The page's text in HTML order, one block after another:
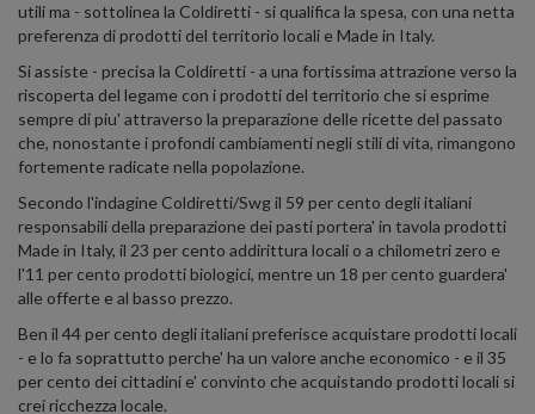
utili ma - sottolinea la Coldiretti - si qualifica la spesa, con una netta
preferenza di prodotti del territorio locali e Made in Italy.
Si assiste - precisa la Coldiretti - a una fortissima attrazione verso la
riscoperta del legame con i prodotti del territorio che si esprime
sempre di piu' attraverso la preparazione delle ricette del passato
che, nonostante i profondi cambiamenti negli stili di vita, rimangono
fortemente radicate nella popolazione.
Secondo l'indagine Coldiretti/Swg il 59 per cento degli italiani
responsabili della preparazione dei pasti portera' in tavola prodotti
Made in Italy, il 23 per cento addirittura locali o a chilometri zero e
l'11 per cento prodotti biologici, mentre un 18 per cento guardera'
alle offerte e al basso prezzo.
Ben il 44 per cento degli italiani preferisce acquistare prodotti locali
- e lo fa soprattutto perche' ha un valore anche economico - e il 35
per cento dei cittadini e' convinto che acquistando prodotti locali si
crei ricchezza locale.